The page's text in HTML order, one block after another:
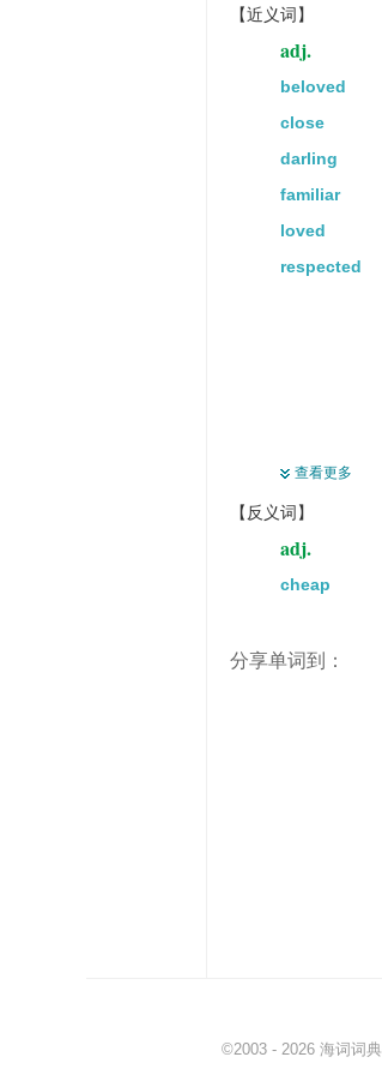
【近义词】
adj.
beloved
close
darling
familiar
loved
respected
查看更多
【反义词】
adj.
cheap
分享单词到：
©2003 - 2026 海词词典